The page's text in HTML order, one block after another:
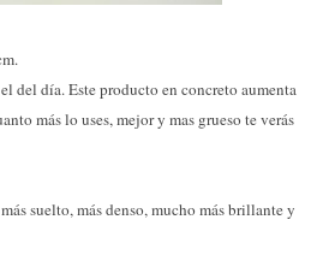
del día. Este producto en concreto aumenta
más lo uses, mejor y mas grueso te verás
suelto, más denso, mucho más brillante y